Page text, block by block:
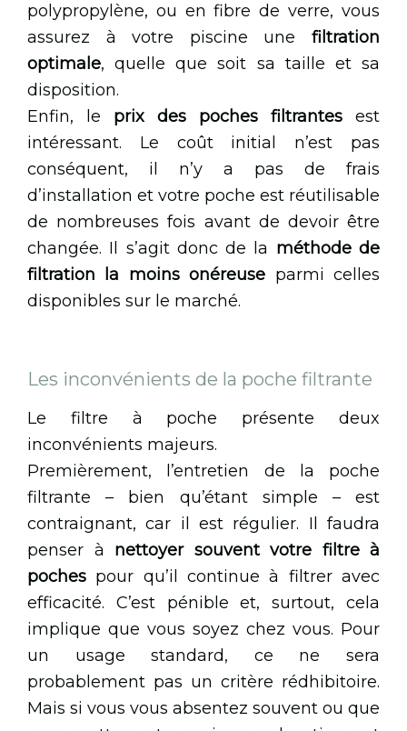
polypropylène, ou en fibre de verre, vous
assurez à votre piscine une filtration
optimale, quelle que soit sa taille et sa
disposition.
Enfin, le prix des poches filtrantes est
intéressant. Le coût initial n’est pas
conséquent, il n’y a pas de frais
d’installation et votre poche est réutilisable
de nombreuses fois avant de devoir être
changée. Il s’agit donc de la méthode de
filtration la moins onéreuse parmi celles
disponibles sur le marché.
Les inconvénients de la poche filtrante
Le filtre à poche présente deux
inconvénients majeurs.
Premièrement, l’entretien de la poche
filtrante – bien qu’étant simple – est
contraignant, car il est régulier. Il faudra
penser à nettoyer souvent votre filtre à
poches pour qu’il continue à filtrer avec
efficacité. C’est pénible et, surtout, cela
implique que vous soyez chez vous. Pour
un usage standard, ce ne sera
probablement pas un critère rédhibitoire.
Mais si vous vous absentez souvent ou que